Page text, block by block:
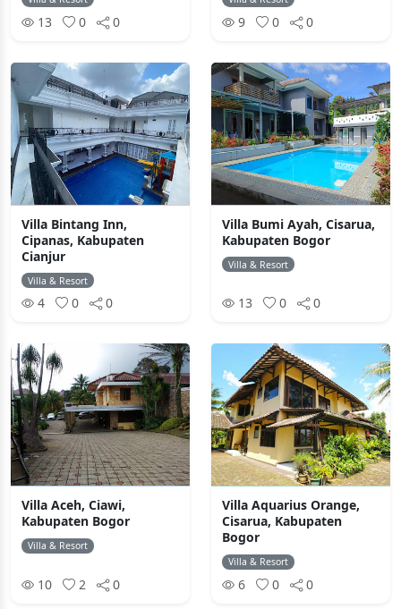
13 0 0 9 0 0
Villa Bintang Inn,
Cipanas, Kabupaten
Cianjur
Villa & Resort
4 0 0
Villa Bumi Ayah, Cisarua,
Kabupaten Bogor
Villa & Resort
13 0 0
Villa Aceh, Ciawi,
Kabupaten Bogor
Villa & Resort
10 2 0
Villa Aquarius Orange,
Cisarua, Kabupaten
Bogor
Villa & Resort
6 0 0